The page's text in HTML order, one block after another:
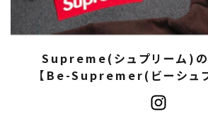
Supreme(シュプリーム)の
【Be-Supremer(ビーシュ